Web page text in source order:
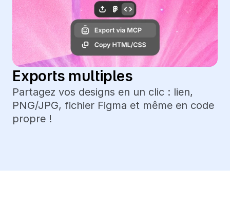
Exports multiples
Partagez vos designs en un clic : lien,
PNG/JPG, fichier Figma et même en code
propre !